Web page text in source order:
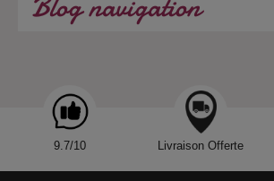
9.7/10 Livraison Offerte